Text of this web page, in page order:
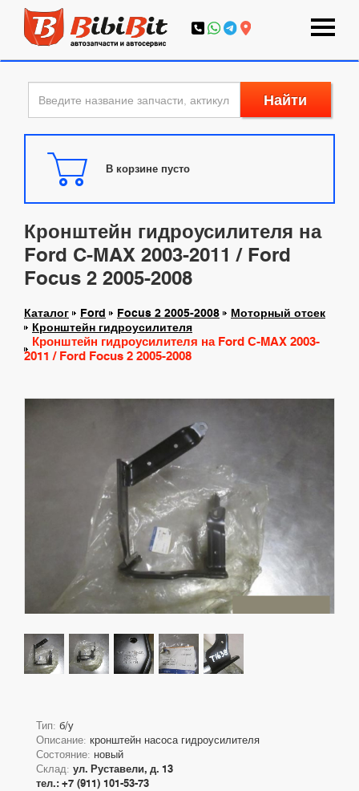
Найти
В корзине пусто
Кронштейн гидроусилителя на
Ford C-MAX 2003-2011 / Ford
Focus 2 2005-2008
Каталог Ford Focus 2 2005-2008
Моторный отсек
Кронштейн гидроусилителя
Кронштейн гидроусилителя на Ford C-MAX 2003-
2011 / Ford Focus 2 2005-2008
Тип: б/у
Описание: кронштейн насоса гидроусилителя
Состояние: новый
Склад: ул. Руставели, д. 13
тел.: +7 (911) 101-53-73